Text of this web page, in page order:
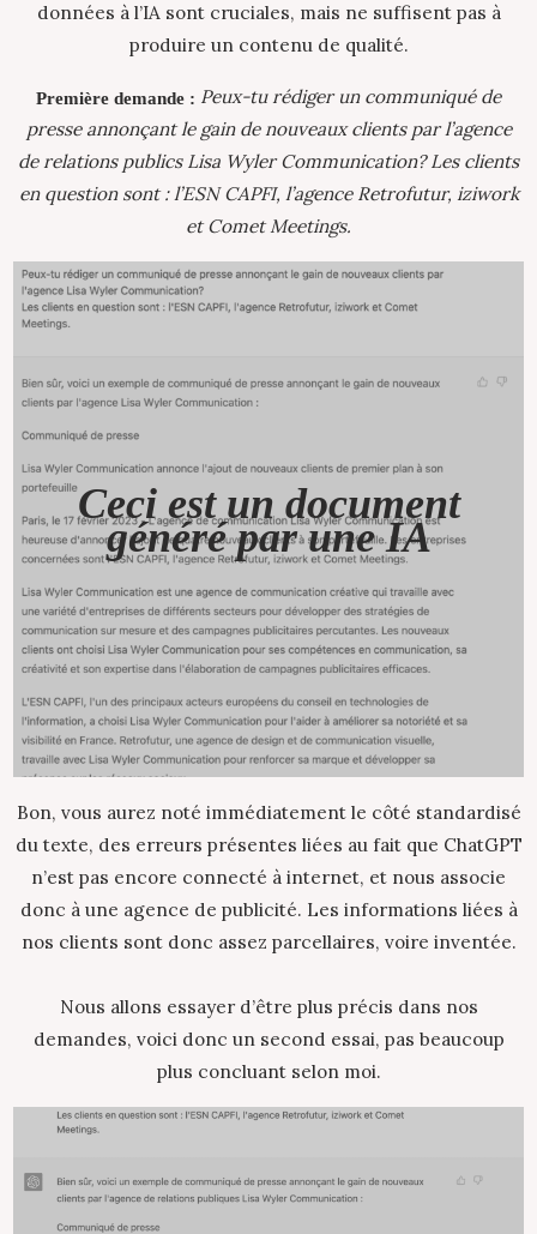
données à l’IA sont cruciales, mais ne suffisent pas à
produire un contenu de qualité.
Première demande : Peux-tu rédiger un communiqué de
presse annonçant le gain de nouveaux clients par l’agence
de relations publics Lisa Wyler Communication? Les clients
en question sont : l’ESN CAPFI, l’agence Retrofutur, iziwork
et Comet Meetings.
Ceci est un document
généré par une IA
Bon, vous aurez noté immédiatement le côté standardisé
du texte, des erreurs présentes liées au fait que ChatGPT
n’est pas encore connecté à internet, et nous associe
donc à une agence de publicité. Les informations liées à
nos clients sont donc assez parcellaires, voire inventée.
Nous allons essayer d’être plus précis dans nos
demandes, voici donc un second essai, pas beaucoup
plus concluant selon moi.